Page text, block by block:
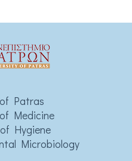
Patras
Medicine
Hygiene
Microbiology